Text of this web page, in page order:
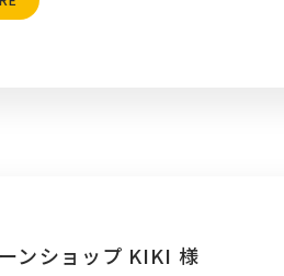
ンショップ KIKI 様